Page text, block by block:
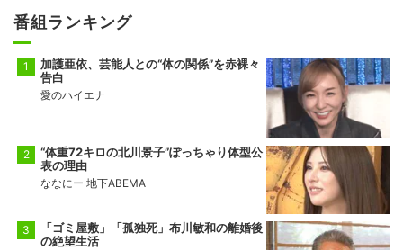
番組ランキング
加護亜依、芸能人との“体の関係”を赤裸々
告白
愛のハイエナ
“体重72キロの北川景子”ぽっちゃり体型公
表の理由
ななにー 地下ABEMA
「ゴミ屋敷」「孤独死」布川敏和の離婚後
の絶望生活